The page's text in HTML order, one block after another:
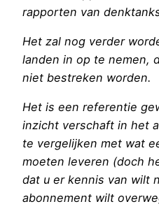
rapporten van
Het zal nog verder
landen in op te nemen,
niet bestreken worden.
Het is een referentie
inzicht verschaft in het
te vergelijken met wat
moeten leveren (doch
dat u er kennis van wilt
abonnement wilt